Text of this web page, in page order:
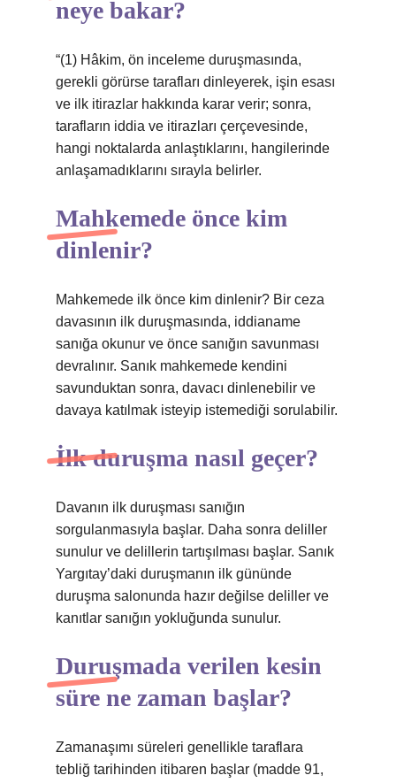
neye bakar?
“(1) Hâkim, ön inceleme duruşmasında,
gerekli görürse tarafları dinleyerek, işin esası
ve ilk itirazlar hakkında karar verir; sonra,
tarafların iddia ve itirazları çerçevesinde,
hangi noktalarda anlaştıklarını, hangilerinde
anlaşamadıklarını sırayla belirler.
Mahkemede önce kim
dinlenir?
Mahkemede ilk önce kim dinlenir? Bir ceza
davasının ilk duruşmasında, iddianame
sanığa okunur ve önce sanığın savunması
devralınır. Sanık mahkemede kendini
savunduktan sonra, davacı dinlenebilir ve
davaya katılmak isteyip istemediği sorulabilir.
İlk duruşma nasıl geçer?
Davanın ilk duruşması sanığın
sorgulanmasıyla başlar. Daha sonra deliller
sunulur ve delillerin tartışılması başlar. Sanık
Yargıtay’daki duruşmanın ilk gününde
duruşma salonunda hazır değilse deliller ve
kanıtlar sanığın yokluğunda sunulur.
Duruşmada verilen kesin
süre ne zaman başlar?
Zamanaşımı süreleri genellikle taraflara
tebliğ tarihinden itibaren başlar (madde 91,